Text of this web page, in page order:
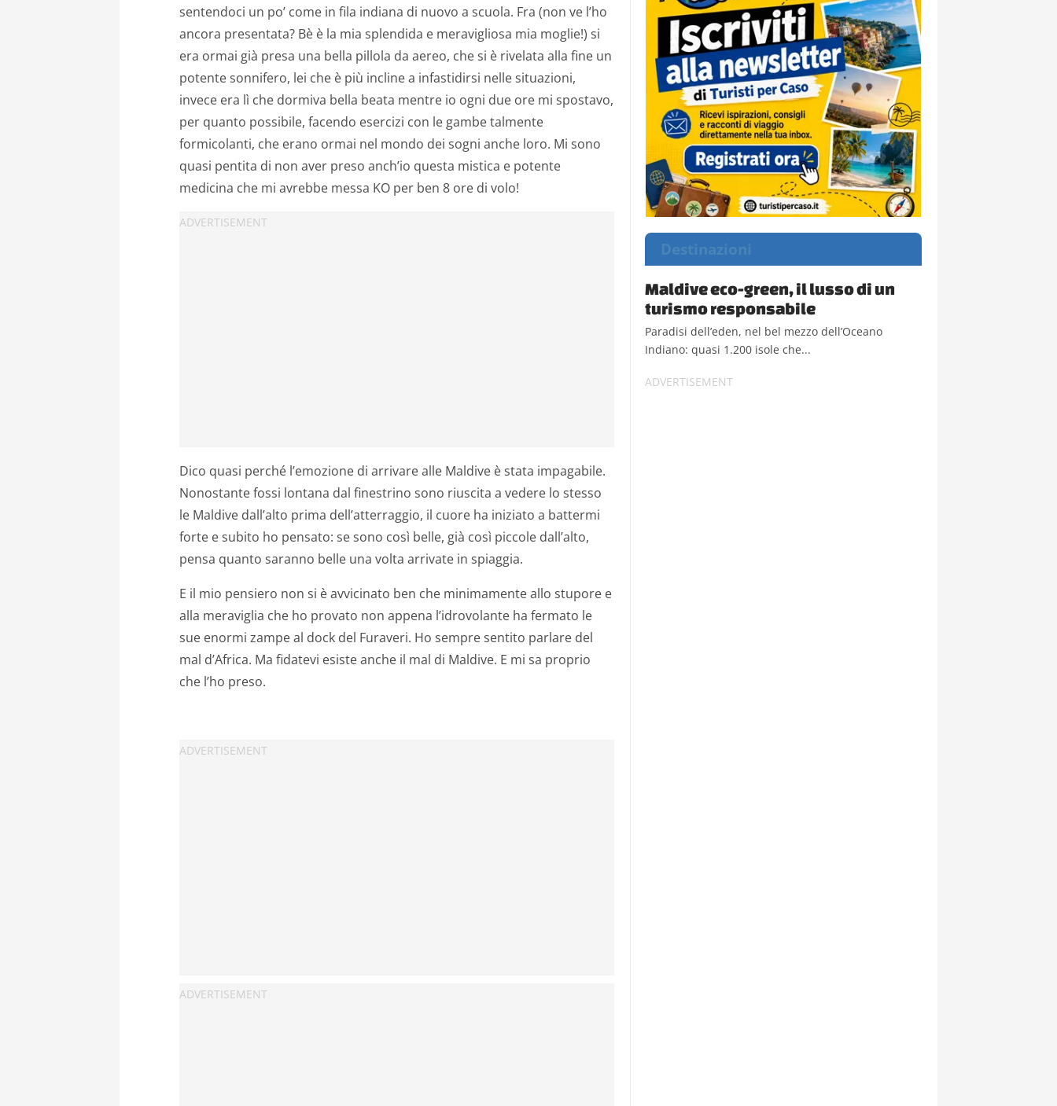
sentendoci un po’ come in fila indiana di nuovo a scuola. Fra (non ve l’ho
ancora presentata? Bè è la mia splendida e meravigliosa mia moglie!) si
era ormai già presa una bella pillola da aereo, che si è rivelata alla fine un
potente sonnifero, lei che è più incline a infastidirsi nelle situazioni,
invece era lì che dormiva bella beata mentre io ogni due ore mi spostavo,
per quanto possibile, facendo esercizi con le gambe talmente
formicolanti, che erano ormai nel mondo dei sogni anche loro. Mi sono
quasi pentita di non aver preso anch’io questa mistica e potente
medicina che mi avrebbe messa KO per ben 8 ore di volo!
Dico quasi perché l’emozione di arrivare alle Maldive è stata impagabile.
Nonostante fossi lontana dal finestrino sono riuscita a vedere lo stesso
le Maldive dall’alto prima dell’atterraggio, il cuore ha iniziato a battermi
forte e subito ho pensato: se sono così belle, già così piccole dall’alto,
pensa quanto saranno belle una volta arrivate in spiaggia.
E il mio pensiero non si è avvicinato ben che minimamente allo stupore e
alla meraviglia che ho provato non appena l’idrovolante ha fermato le
sue enormi zampe al dock del Furaveri. Ho sempre sentito parlare del
mal d’Africa. Ma fidatevi esiste anche il mal di Maldive. E mi sa proprio
che l’ho preso.
Destinazioni
Maldive eco-green, il lusso di un
turismo responsabile
Paradisi dell’eden, nel bel mezzo dell’Oceano
Indiano: quasi 1.200 isole che...